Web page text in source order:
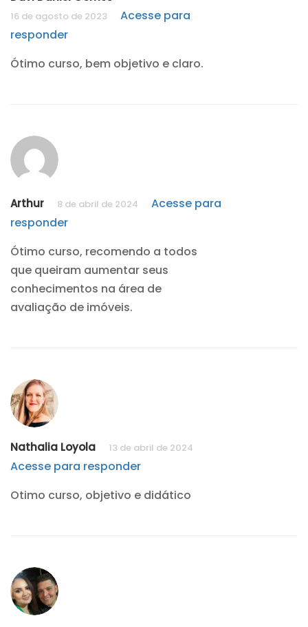
16 de agosto de 2023
Acesse para
responder
Ótimo curso, bem objetivo e claro.
Arthur 8 de abril de 2024
Acesse para
responder
Ótimo curso, recomendo a todos
que queiram aumentar seus
conhecimentos na área de
avaliação de imóveis.
Nathalia Loyola 13 de abril de 2024
Acesse para responder
Otimo curso, objetivo e didático